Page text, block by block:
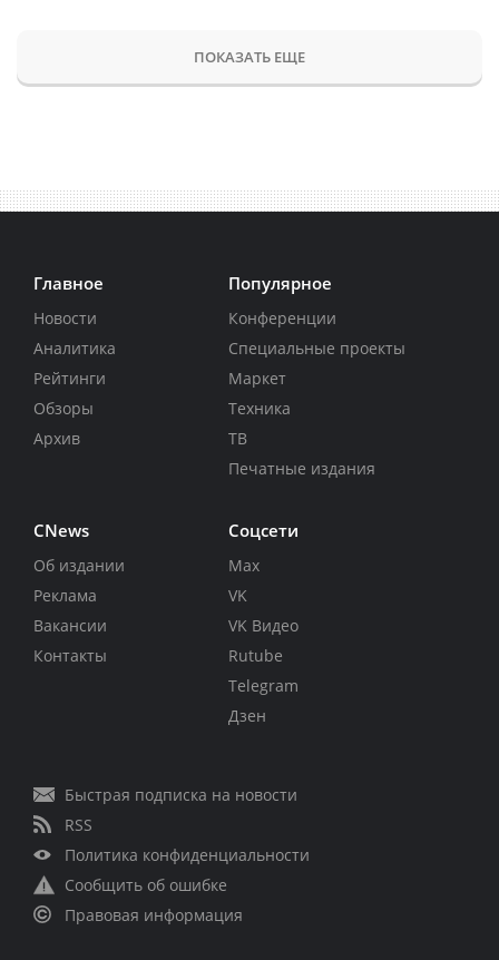
ПОКАЗАТЬ ЕЩЕ
Главное
Новости
Аналитика
Рейтинги
Обзоры
Архив
Популярное
Конференции
Специальные проекты
Маркет
Техника
ТВ
Печатные издания
CNews
Об издании
Реклама
Вакансии
Контакты
Соцсети
Max
VK
VK Видео
Rutube
Telegram
Дзен
Быстрая подписка на новости
RSS
Политика конфиденциальности
Сообщить об ошибке
Правовая информация